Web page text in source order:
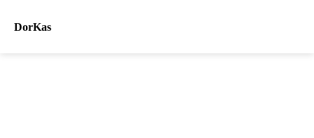
DorKas